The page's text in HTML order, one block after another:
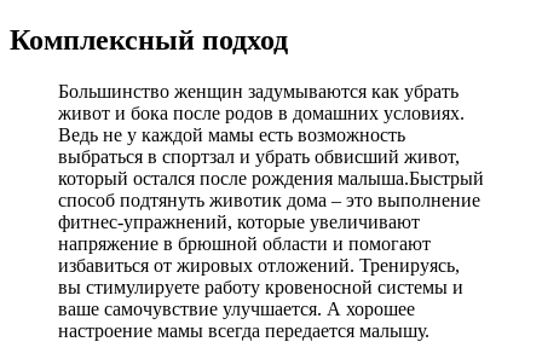
Комплексный подход
Большинство женщин задумываются как убрать
живот и бока после родов в домашних условиях.
Ведь не у каждой мамы есть возможность
выбраться в спортзал и убрать обвисший живот,
который остался после рождения малыша.Быстрый
способ подтянуть животик дома – это выполнение
фитнес-упражнений, которые увеличивают
напряжение в брюшной области и помогают
избавиться от жировых отложений. Тренируясь,
вы стимулируете работу кровеносной системы и
ваше самочувствие улучшается. А хорошее
настроение мамы всегда передается малышу.